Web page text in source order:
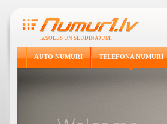
IZSOLES UN SLUDINĀJUMI
AUTO NUMURI TELEFONA NUMURI